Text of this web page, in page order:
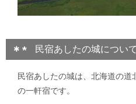
民宿あしたの城について
民宿あしたの城は、北海道の道
の一軒宿です。